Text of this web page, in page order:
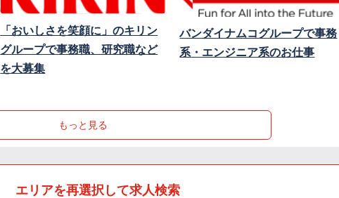
「おいしさを笑顔に」のキリン
グループで事務職、研究職など
を大募集
バンダイナムコグループで事務
系・エンジニア系のお仕事
もっと見る
エリアを再選択して求人検索